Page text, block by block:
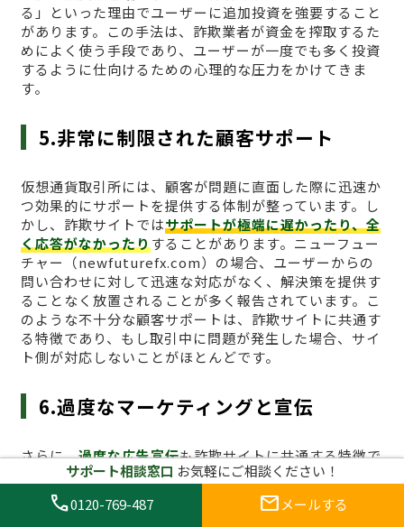
る」といった理由でユーザーに追加投資を強要すること
があります。この手法は、詐欺業者が資金を搾取するた
めによく使う手段であり、ユーザーが一度でも多く投資
するように仕向けるための心理的な圧力をかけてきま
す。
5.非常に制限された顧客サポート
仮想通貨取引所には、顧客が問題に直面した際に迅速か
つ効果的にサポートを提供する体制が整っています。し
かし、詐欺サイトではサポートが極端に遅かったり、全
く応答がなかったりすることがあります。ニューフュー
チャー（newfuturefx.com）の場合、ユーザーからの
問い合わせに対して迅速な対応がなく、解決策を提供す
ることなく放置されることが多く報告されています。こ
のような不十分な顧客サポートは、詐欺サイトに共通す
る特徴であり、もし取引中に問題が発生した場合、サイ
ト側が対応しないことがほとんどです。
6.過度なマーケティングと宣伝
さらに、過度な広告宣伝も詐欺サイトに共通する特徴で
す。ニューフューチャー（newfuturefx.com）は、短
期間で高利益が得られることを強調する広告が多く見受
けられますが、これも典型的な詐欺業者のマーケティン
サポート相談窓口 お気軽にご相談ください！
call0120-769-487 mail メールする